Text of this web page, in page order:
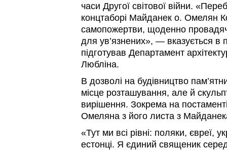
часи Другої світової війни.
концтаборі Майданек о. Омелян
самопожертви, щоденно
для ув’язнених», — вказується в
підготував Департамент
Любліна.
В дозволі на будівництво
місце розташування, але й
вирішення. Зокрема на
Омеляна з його листа з
«Тут ми всі рівні: поляки, євреї,
естонці. Я єдиний священик